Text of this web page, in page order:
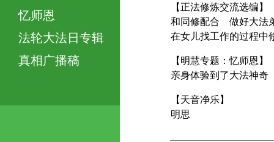
忆师恩
法轮大法日专辑
真相广播稿
【正法修炼交流选编】
和同修配合 做好大法
在女儿找工作的过程中
【明慧专题：忆师恩】
亲身体验到了大法神奇
【天音净乐】
明思